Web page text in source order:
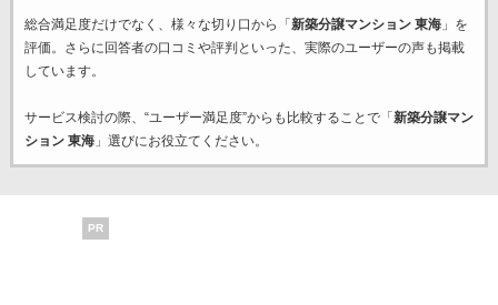
総合満足度だけでなく、様々な切り口から「 新築分譲マンション 東海」を
評価。さらに回答者の口コミや評判といった、実際のユーザーの声も掲載
しています。
サービス検討の際、“ユーザー満足度”からも比較することで「 新築分譲マン
ション 東海」選びにお役立てください。
PR